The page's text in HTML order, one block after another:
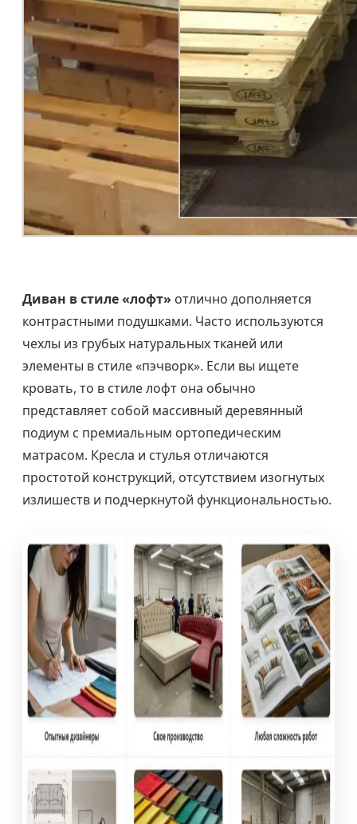
Диван в стиле «лофт» отлично дополняется
контрастными подушками. Часто используются
чехлы из грубых натуральных тканей или
элементы в стиле «пэчворк». Если вы ищете
кровать, то в стиле лофт она обычно
представляет собой массивный деревянный
подиум с премиальным ортопедическим
матрасом. Кресла и стулья отличаются
простотой конструкций, отсутствием изогнутых
излишеств и подчеркнутой функциональностью.